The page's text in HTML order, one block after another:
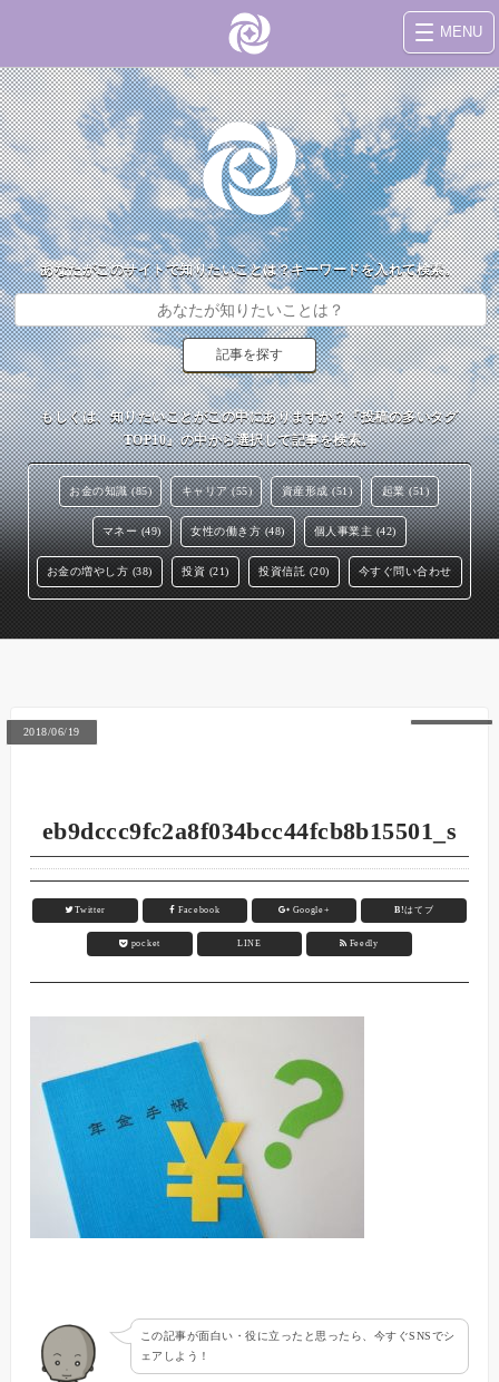
MENU
あなたがこのサイトで知りたいことは？キーワードを入れて検索。
もしくは、知りたいことがこの中にありますか？『投稿の多いタグ
TOP10』の中から選択して記事を検索。
お金の知識 (85) キャリア (55) 資産形成 (51) 起業 (51)
マネー (49) 女性の働き方 (48) 個人事業主 (42)
お金の増やし方 (38) 投資 (21) 投資信託 (20) 今すぐ問い合わせ
2018/06/19
eb9dccc9fc2a8f034bcc44fcb8b15501_s
Twitter Facebook Google+ B!はてブ
pocket LINE Feedly
この記事が面白い・役に立ったと思ったら、今すぐSNSでシ
ェアしよう！